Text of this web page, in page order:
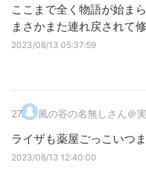
ここまで全く物語が始ま
まさかまた連れ戻されて
2023/08/13 05:37:59
27. 風の谷の名無しさん＠
ライザも薬屋ごっこいつ
2023/08/13 12:40:00